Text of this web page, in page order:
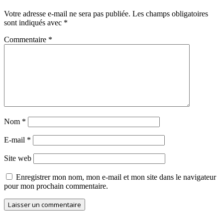
Votre adresse e-mail ne sera pas publiée. Les champs obligatoires
sont indiqués avec *
Commentaire *
Nom *
E-mail *
Site web
Enregistrer mon nom, mon e-mail et mon site dans le navigateur
pour mon prochain commentaire.